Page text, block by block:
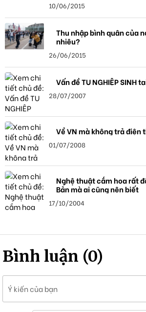
10/06/2015
Thu nhập bình quân của
nhiêu?
26/06/2015
Vấn đề TU NGHIỆP SINH
28/07/2007
Về VN mà không trả điện
01/07/2008
Nghệ thuật cắm hoa rất
Bản mà ai cũng nên biết
17/10/2004
Bình luận (0)
Ý kiến của bạn